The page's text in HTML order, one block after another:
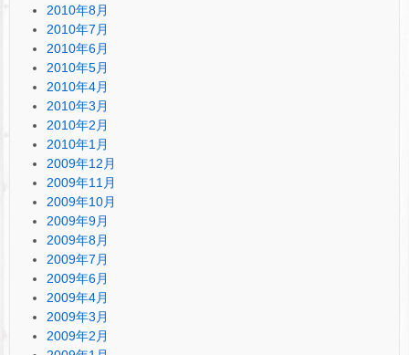
2010年8月
2010年7月
2010年6月
2010年5月
2010年4月
2010年3月
2010年2月
2010年1月
2009年12月
2009年11月
2009年10月
2009年9月
2009年8月
2009年7月
2009年6月
2009年4月
2009年3月
2009年2月